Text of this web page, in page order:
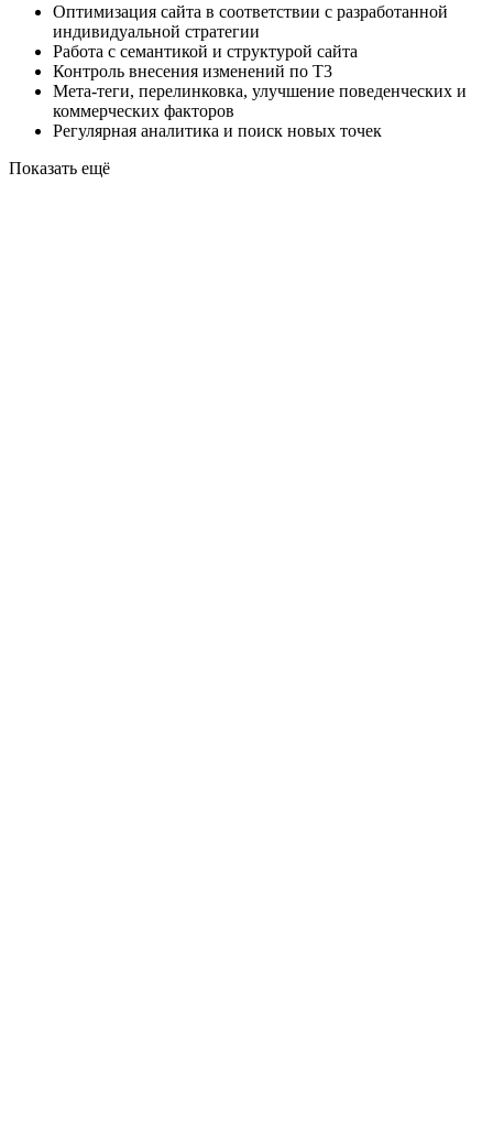
Оптимизация сайта в соответствии с разработанной
индивидуальной стратегии
Работа с семантикой и структурой сайта
Контроль внесения изменений по Т3
Мета-теги, перелинковка, улучшение поведенческих и
коммерческих факторов
Регулярная аналитика и поиск новых точек
Показать ещё